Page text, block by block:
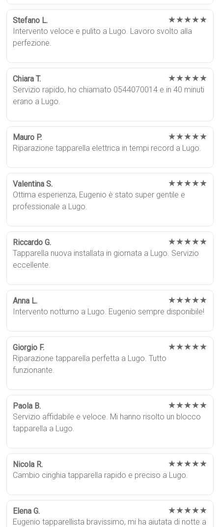
Stefano L. ★★★★★
Intervento veloce e pulito a Lugo. Lavoro svolto alla
perfezione.
Chiara T. ★★★★★
Servizio rapido, ho chiamato 0544070014 e in 40 minuti
erano a Lugo.
Mauro P. ★★★★★
Riparazione tapparella elettrica in tempi record a Lugo.
Valentina S. ★★★★★
Ottima esperienza, Eugenio è stato super gentile e
professionale a Lugo.
Riccardo G. ★★★★★
Tapparella nuova installata in giornata a Lugo. Servizio
eccellente.
Anna L. ★★★★★
Intervento notturno a Lugo. Eugenio sempre disponibile!
Giorgio F. ★★★★★
Riparazione tapparella perfetta a Lugo. Tutto
funzionante.
Paola B. ★★★★★
Servizio affidabile e veloce. Mi hanno risolto un blocco
tapparella a Lugo.
Nicola R. ★★★★★
Cambio cinghia tapparella rapido e preciso a Lugo.
Elena G. ★★★★★
Eugenio tapparellista bravissimo, mi ha aiutata di notte a